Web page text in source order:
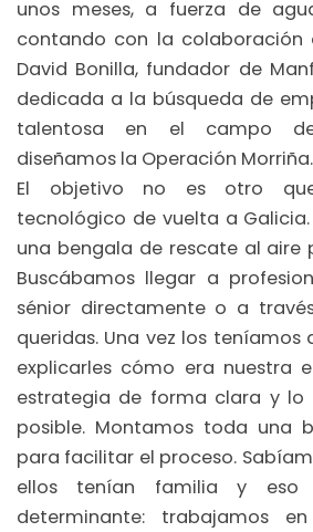
unos meses, a fuerza de
contando con la colaboración
David Bonilla, fundador de
dedicada a la búsqueda de
talentosa en el campo
diseñamos la Operación Morriña.
El objetivo no es otro
tecnológico de vuelta a
una bengala de rescate al aire
Buscábamos llegar a
sénior directamente o a
queridas. Una vez los teníamos
explicarles cómo era nuestra
estrategia de forma clara y lo
posible. Montamos toda una
para facilitar el proceso.
ellos tenían familia y eso
determinante: trabajamos